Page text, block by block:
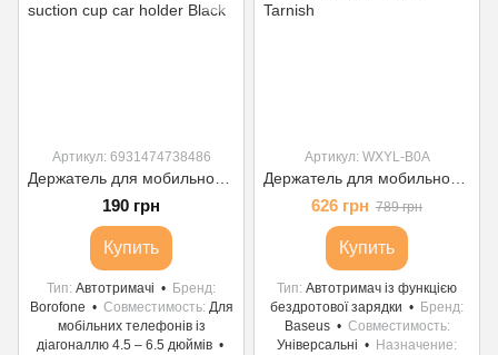
Артикул: 6931474738486
190 грн
Купить
Тип Автотримачі
Бренд
Borofone
Совместимость Для
мобільних телефонів із
діагоналлю 4.5 – 6.5 дюймів
Артикул: WXYL-B0A
626 грн 789 грн
Купить
Тип Автотримач із функцією
бездротової зарядки
Бренд
Baseus
Совместимость
Універсальні
Назначение